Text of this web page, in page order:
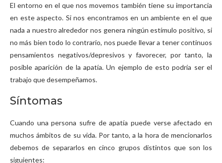
El entorno en el que nos movemos también tiene su importancia
en este aspecto. Si nos encontramos en un ambiente en el que
nada a nuestro alrededor nos genera ningún estímulo positivo, si
no más bien todo lo contrario, nos puede llevar a tener continuos
pensamientos negativos/depresivos y favorecer, por tanto, la
posible aparición de la apatía. Un ejemplo de esto podría ser el
trabajo que desempeñamos.
Síntomas
Cuando una persona sufre de apatía puede verse afectado en
muchos ámbitos de su vida. Por tanto, a la hora de mencionarlos
debemos de separarlos en cinco grupos distintos que son los
siguientes: